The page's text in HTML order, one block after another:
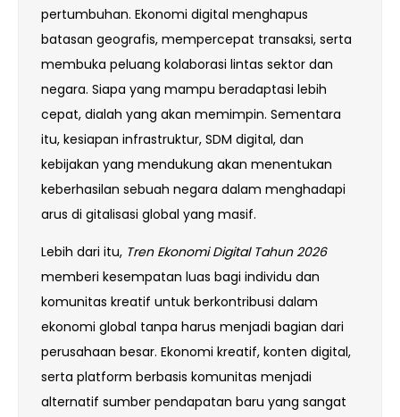
pertumbuhan. Ekonomi digital menghapus
batasan geografis, mempercepat transaksi, serta
membuka peluang kolaborasi lintas sektor dan
negara. Siapa yang mampu beradaptasi lebih
cepat, dialah yang akan memimpin. Sementara
itu, kesiapan infrastruktur, SDM digital, dan
kebijakan yang mendukung akan menentukan
keberhasilan sebuah negara dalam menghadapi
arus di gitalisasi global yang masif.
Lebih dari itu, Tren Ekonomi Digital Tahun 2026
memberi kesempatan luas bagi individu dan
komunitas kreatif untuk berkontribusi dalam
ekonomi global tanpa harus menjadi bagian dari
perusahaan besar. Ekonomi kreatif, konten digital,
serta platform berbasis komunitas menjadi
alternatif sumber pendapatan baru yang sangat